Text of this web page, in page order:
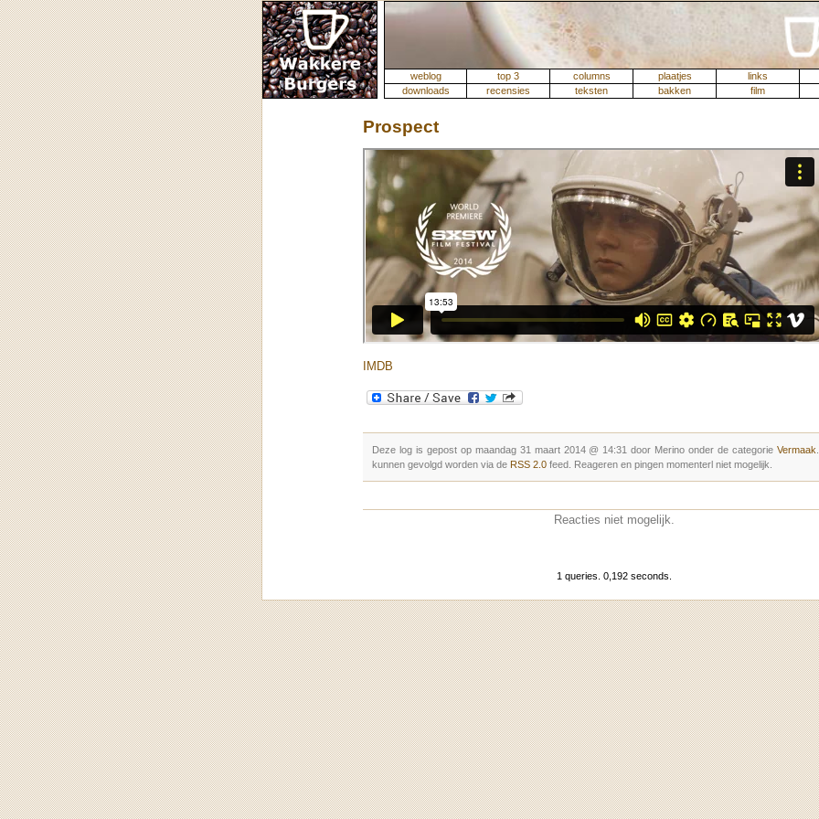
weblog top 3 columns plaatjes links
downloads
recensies teksten bakken film
Prospect
IMDB
Deze log is gepost op maandag 31 maart 2014 @ 14:31 door Merino onder de categorieVermaak
kunnen gevolgd worden via de RSS 2.0 feed. Reageren en pingen momenterl niet mogelijk.
Reacties niet mogelijk.
1 queries. 0,192 seconds.